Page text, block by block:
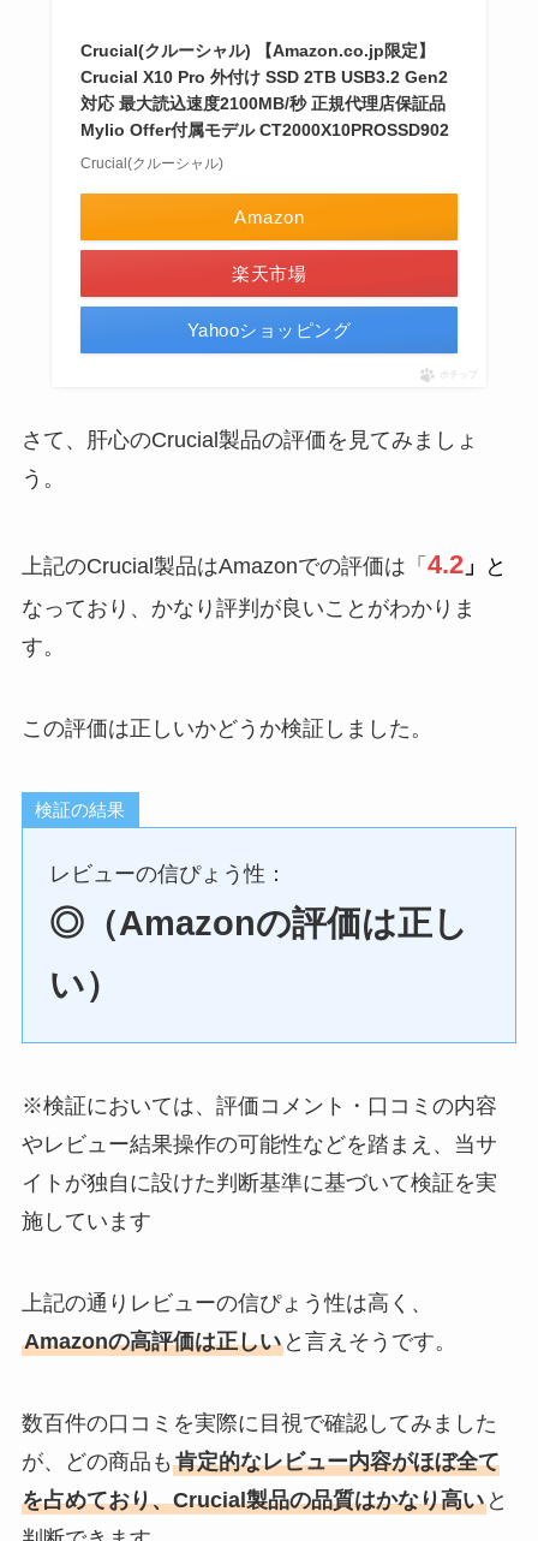
Crucial(クルーシャル) 【Amazon.co.jp限定】
Crucial X10 Pro 外付け SSD 2TB USB3.2 Gen2
対応 最大読込速度2100MB/秒 正規代理店保証品
Mylio Offer付属モデル CT2000X10PROSSD902
Crucial(クルーシャル)
Amazon
楽天市場
Yahooショッピング
ポチップ
さて、肝心のCrucial製品の評価を見てみましょ
う。
上記のCrucial製品はAmazonでの評価は「 4.2」
と
なっており、かなり評判が良いことがわかりま
す。
この評価は正しいかどうか検証しました。
検証の結果
レビューの信ぴょう性：
◎（Amazonの評価は正し
い）
※検証においては、評価コメント・口コミの内容
やレビュー結果操作の可能性などを踏まえ、当サ
イトが独自に設けた判断基準に基づいて検証を実
施しています
上記の通りレビューの信ぴょう性は高く、
Amazonの高評価は正しいと言えそうです。
数百件の口コミを実際に目視で確認してみました
が、どの商品も 肯定的なレビュー内容がほぼ全て
を占めており、Crucial製品の品質はかなり高いと